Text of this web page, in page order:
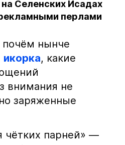
Селенских Исадах
перлами
нынче
икорка, какие
внимания не
заряженные
чётких парней» —